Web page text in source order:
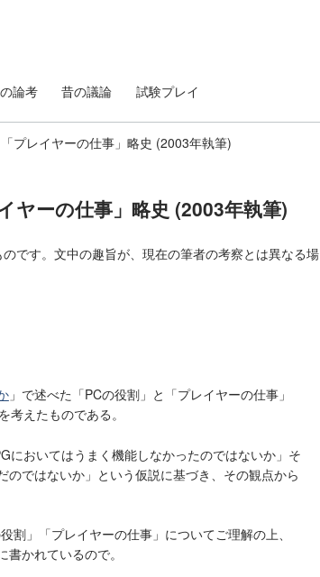
論考 昔の議論 試験プレイ
プレイヤーの仕事」略史 (2003年執筆)
ヤーの仕事」略史 (2003年執筆)
です。文中の趣旨が、現在の筆者の考察とは異なる場
」で述べた「PCの役割」と「プレイヤーの仕事」
考えたものである。
においてはうまく機能しなかったのではないか」そ
のではないか」という仮説に基づき、その観点から
割」「プレイヤーの仕事」についてご理解の上、
かれているので。